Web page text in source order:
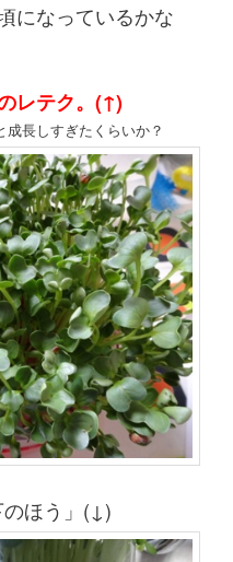
になっているかな
レテク。(↑)
長しすぎたくらいか？
のほう」(↓)